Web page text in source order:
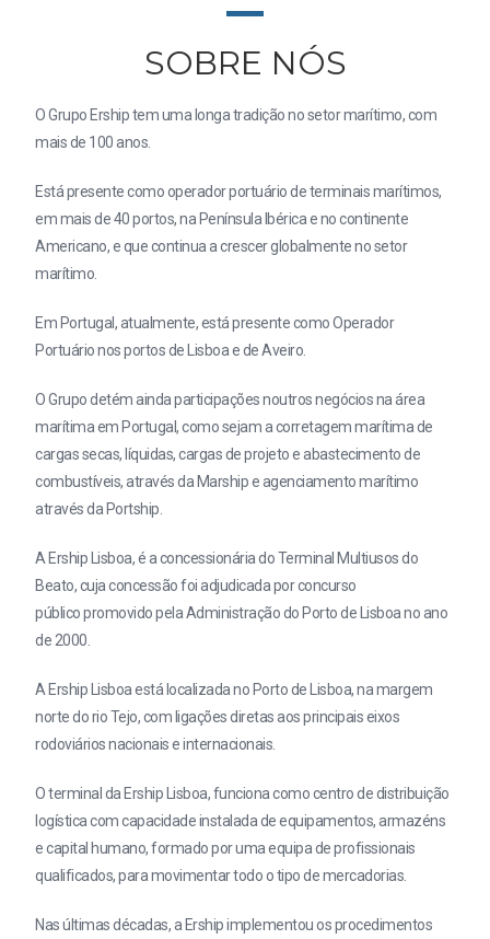
SOBRE NÓS
O Grupo Ership tem uma longa tradição no setor marítimo, com
mais de 100 anos.
Está presente como operador portuário de terminais marítimos,
em mais de 40 portos, na Península Ibérica e no continente
Americano, e que continua a crescer globalmente no setor
marítimo.
Em Portugal, atualmente, está presente como Operador
Portuário nos portos de Lisboa e de Aveiro.
O Grupo detém ainda participações noutros negócios na área
marítima em Portugal, como sejam a corretagem marítima de
cargas secas, líquidas, cargas de projeto e abastecimento de
combustíveis, através da Marship e agenciamento marítimo
através da Portship.
A Ership Lisboa, é a concessionária do Terminal Multiusos do
Beato, cuja concessão foi adjudicada por concurso
público promovido pela Administração do Porto de Lisboa no ano
de 2000.
A Ership Lisboa está localizada no Porto de Lisboa, na margem
norte do rio Tejo, com ligações diretas aos principais eixos
rodoviários nacionais e internacionais.
O terminal da Ership Lisboa, funciona como centro de distribuição
logística com capacidade instalada de equipamentos, armazéns
e capital humano, formado por uma equipa de profissionais
qualificados, para movimentar todo o tipo de mercadorias.
Nas últimas décadas, a Ership implementou os procedimentos